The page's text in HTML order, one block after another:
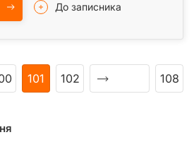
До записника
101 102 108